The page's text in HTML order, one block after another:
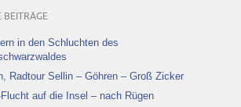
BEITRÄGE
in den Schluchten des
Radtour Sellin – Göhren – Groß Zicker
auf die Insel – nach Rügen